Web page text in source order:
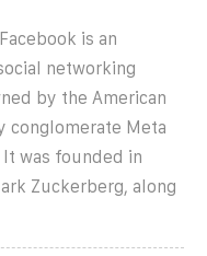
is an
networking
by the American
conglomerate Meta
It was founded in
Zuckerberg, along